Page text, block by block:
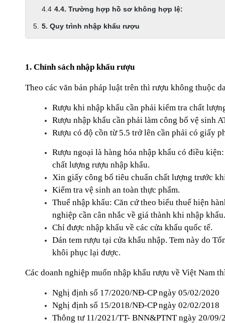
4.4. Trường hợp hồ sơ không hợp lệ:
5. Quy trình nhập khẩu rượu
1. Chính sách nhập khẩu rượu
Theo các văn bản pháp luật trên thì rượu không thuộc
Rượu khi nhập khẩu cần phải kiểm tra chất
Rượu nhập khẩu cần phải làm công bố vệ sinh
Rượu có độ cồn từ 5.5 trở lên cần phải có giấy
Rượu ngoại là hàng hóa nhập khẩu có điều
chất lượng rượu nhập khẩu.
Xin giấy công bố tiêu chuẩn chất lượng trước
Kiểm tra vệ sinh an toàn thực phẩm.
Thuế nhập khẩu: Căn cứ theo biểu thuế hiện
nghiệp cần cân nhắc về giá thành khi nhập khẩu.
Chỉ được nhập khẩu về các cửa khẩu quốc tế.
Dán tem rượu tại cửa khẩu nhập. Tem này do
khôi phục lại được.
Các doanh nghiệp muốn nhập khẩu rượu về Việt Nam
Nghị định số 17/2020/NĐ-CP ngày 05/02/2020
Nghị định số 15/2018/NĐ-CP ngày 02/02/2018
Thông tư 11/2021/TT- BNN&PTNT ngày 20/09/